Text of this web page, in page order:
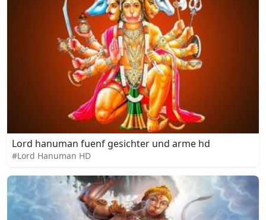
Lord hanuman fuenf gesichter und arme hd
#Lord Hanuman HD